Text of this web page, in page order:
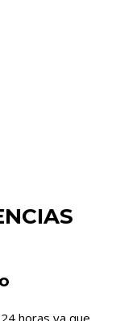
horas ya que